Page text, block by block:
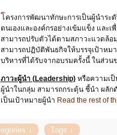
โครงการพัฒนาทักษะการเป็นผู้นำระดับต้น ซึ่งมหาวิทยาลัยจัดขึ้นเพื่อเป็นการพัฒนาบุคลากรระดับหัวหน้า จัดขึ้นระหว่างวันที่ 17 และ 25-26 ตุลาคม 2559 เพื่อเป็นการพัฒนา
ตนเองและองค์กรอย่างเข้มแข็ง แล
สามารถปรับตัวได้ตามสภาวะแวดล้อ
สามารถปฏิบัติพันธกิจให้บรรจุเป้าหม
บริหารที่ได้รับจากอบรมครั้งนี้ ในส่ว
ภาวะผู้นำ (Leadership) หรือความเ
ผู้นำในกลุ่ม สามารถกระตุ้น ชี้นำ ผลัก
เป็นเป้าหมายผู้นำ Read the rest of